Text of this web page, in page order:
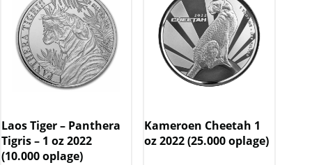
Laos Tiger – Panthera
Tigris – 1 oz 2022
(10.000 oplage)
Kameroen Cheetah 1
oz 2022 (25.000 oplage)